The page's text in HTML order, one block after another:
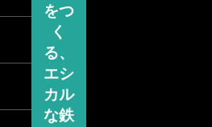
をつ
く
る、
エシ
カル
な鉄